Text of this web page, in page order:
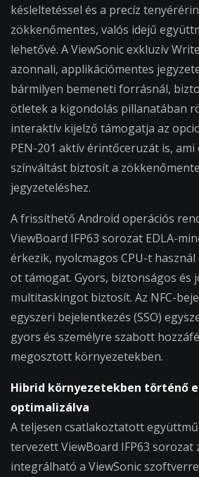
késleltetéssel és a precíz
zökkenőmentes, valós idejű
lehetővé. A ViewSonic exkluzív
azonnali, applikációmentes
bármilyen bemeneti forrásnál,
ötletek a kigondolás pillanatában
interaktív kijelző támogatja az
PEN-201 aktív érintőceruzát is,
színváltást biztosít a
jegyzeteléshez.
A frissíthető Android operációs
ViewBoard IFP63 sorozat EDLA-
érkezik, nyolcmagos CPU-t használ
ot támogat. Gyors, biztonságos és
multitaskingot biztosít. Az NFC-
egyszeri bejelentkezés (SSO)
gyors és személyre szabott
megosztott környezetekben.
Hibrid környezetekben történő
optimalizálva
A teljesen csatlakoztatott
tervezett ViewBoard IFP63
integrálható a ViewSonic